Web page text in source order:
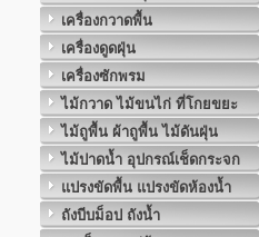
เครื่องกวาดพื้น
เครื่องดูดฝุ่น
เครื่องซักพรม
ไม้กวาด ไม้ขนไก่ ที่โกยขยะ
ไม้ถูพื้น ผ้าถูพื้น ไม้ดันฝุ่น
ไม้ปาดน้ำ อุปกรณ์เช็ดกระจก
แปรงขัดพื้น แปรงขัดห้องน้ำ
ถังบีบม็อป ถังน้ำ